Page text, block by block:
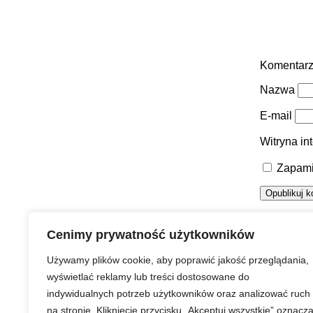
Cenimy prywatność użytkowników
Używamy plików cookie, aby poprawić jakość przeglądania,
wyświetlać reklamy lub treści dostosowane do
indywidualnych potrzeb użytkowników oraz analizować ruch
na stronie. Kliknięcie przycisku „Akceptuj wszystkie” oznacza
Nazwa
E-mail
Witryna
Urząd Miasta Puławy
Strona główna Prawa autorskie Redakcja serwisu